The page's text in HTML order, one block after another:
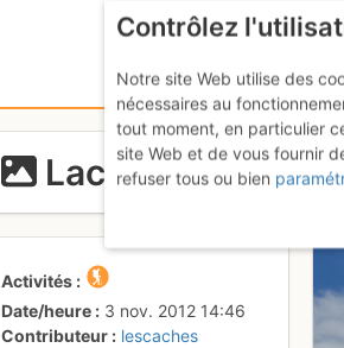
Lac Blanc -
Activités
Date/heure
3 nov. 2012 14:46
Contributeur
lescaches
Contrôlez
Notre site Web utilise des
nécessaires au
tout moment, en particulier
site Web et de vous fournir
refuser tous ou bien